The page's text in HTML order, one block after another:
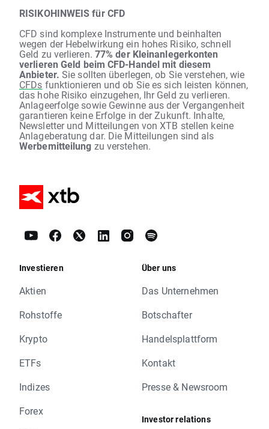
RISIKOHINWEIS für CFD
CFD sind komplexe Instrumente und beinhalten
wegen der Hebelwirkung ein hohes Risiko, schnell
Geld zu verlieren. 77% der Kleinanlegerkonten
verlieren Geld beim CFD-Handel mit diesem
Anbieter. Sie sollten überlegen, ob Sie verstehen, wie
CFDs funktionieren und ob Sie es sich leisten können,
das hohe Risiko einzugehen, Ihr Geld zu verlieren.
Anlageerfolge sowie Gewinne aus der Vergangenheit
garantieren keine Erfolge in der Zukunft. Inhalte,
Newsletter und Mitteilungen von XTB stellen keine
Anlageberatung dar. Die Mitteilungen sind als
Werbemitteilung zu verstehen.
Investieren
Aktien
Rohstoffe
Krypto
ETFs
Indizes
Forex
Über uns
Das Unternehmen
Botschafter
Handelsplattform
Kontakt
Presse & Newsroom
Investor relations